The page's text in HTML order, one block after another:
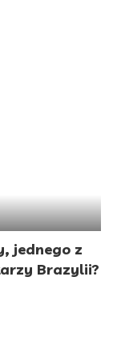
jednego z
Brazylii?